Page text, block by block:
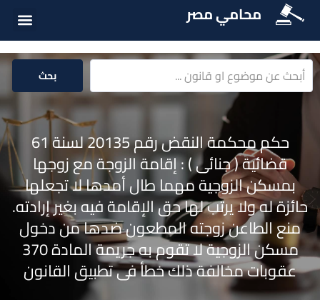
محامي مصر
بحث
حكم محكمة النقض رقم 20135 لسنة 61
قضائية ( جنائى ) : إقامة الزوجة مع زوجها
بمسكن الزوجية مهما طال أمدها لا تجعلها
حائزة له ولا يرتب لها حق الإقامة فيه بغير إرادته.
منع الطاعن زوجته المطعون ضدها من دخول
مسكن الزوجية لا تقوم به جريمة المادة 370
عقوبات مخالفة ذلك خطأ فى تطبيق القانون